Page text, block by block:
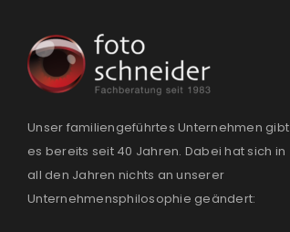
Unser familiengeführtes Unternehmen gibt
es bereits seit 40 Jahren. Dabei hat sich in
all den Jahren nichts an unserer
Unternehmensphilosophie geändert: